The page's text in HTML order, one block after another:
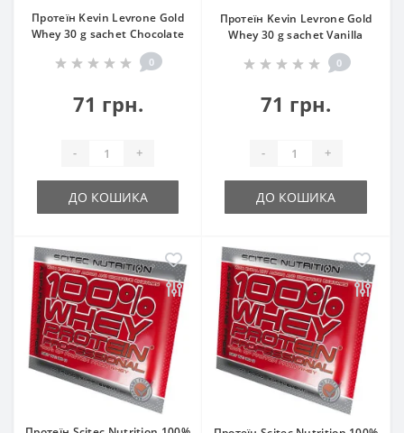
Протеїн Kevin Levrone Gold
Whey 30 g sachet Chocolate
0
71 грн.
- +
ДО КОШИКА
Протеїн Kevin Levrone Gold
Whey 30 g sachet Vanilla
0
71 грн.
- +
ДО КОШИКА